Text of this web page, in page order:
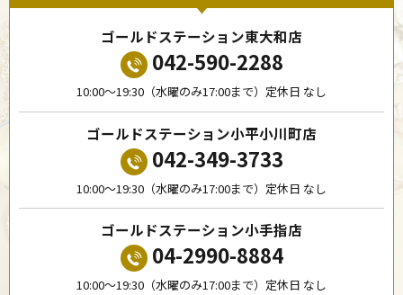
ゴールドステーション東大和店
042-590-2288
10:00〜19:30（水曜のみ17:00まで）定休日 なし
ゴールドステーション小平小川町店
042-349-3733
10:00〜19:30（水曜のみ17:00まで）定休日 なし
ゴールドステーション小手指店
04-2990-8884
10:00〜19:30（水曜のみ17:00まで）定休日 なし